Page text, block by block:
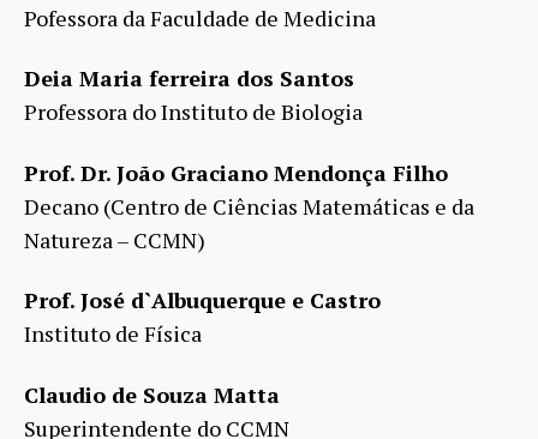
Pofessora da Faculdade de Medicina
Deia Maria ferreira dos Santos
Professora do Instituto de Biologia
Prof. Dr. João Graciano Mendonça Filho
Decano (Centro de Ciências Matemáticas e da
Natureza – CCMN)
Prof. José d`Albuquerque e Castro
Instituto de Física
Claudio de Souza Matta
Superintendente do CCMN